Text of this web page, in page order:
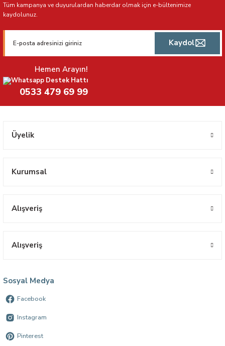
Tüm kampanya ve duyurulardan haberdar olmak için e-bültenimize
kaydolunuz.
Kaydol
Hemen Arayın!
Whatsapp Destek Hattı
0533 479 69 99
Üyelik
Kurumsal
Alışveriş
Alışveriş
Sosyal Medya
Facebook
Instagram
Pinterest